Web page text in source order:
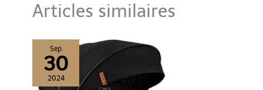
Articles similaires
Sep
30
2024